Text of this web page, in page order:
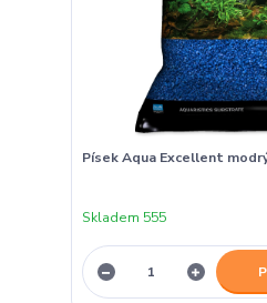
Písek Aqua Excellent
Skladem 555